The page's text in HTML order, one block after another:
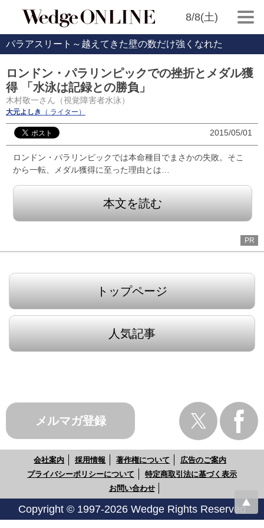
8/8(土)
パラアスリート～越えてきた壁の数だけ強くなれた
ロンドン・パラリンピックでの挫折とメダル獲
得 「水泳は記録との勝負」
木村敬一さん（視覚障害者水泳）
大元よしき （ ライター）
2015/05/01
ロンドン・パラリンピックでは本命種目でまさかの失敗。そこ
から一転、メダル獲得に至った理由とは…
本文を読む
PR
トップページ
人気記事
メルマガ登録
会社案内 採用情報 著作権について
広告のご案内
プライバシーポリシーについて
特定商取引法に基づく表示
お問い合わせ
Copyright © 1997-2026 Wedge Rights Reserved